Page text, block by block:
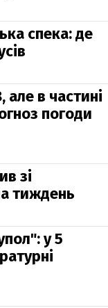
спека: де
але в частині
погоди
зі
тиждень
у 5